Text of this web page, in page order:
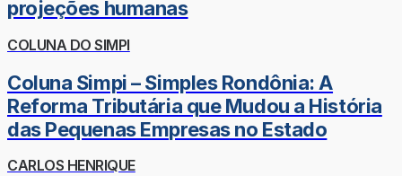
projeções humanas
COLUNA DO SIMPI
Coluna Simpi – Simples Rondônia: A
Reforma Tributária que Mudou a História
das Pequenas Empresas no Estado
CARLOS HENRIQUE